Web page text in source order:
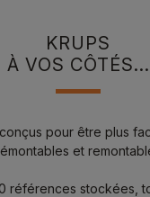
KRUPS
À VOS CÔTÉS...
pour être plus
et
références stockées,